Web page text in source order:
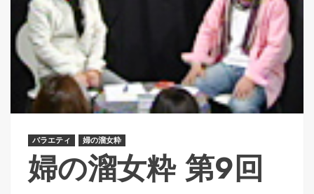
バラエティ 婦の溜女粋
婦の溜女粋 第9回